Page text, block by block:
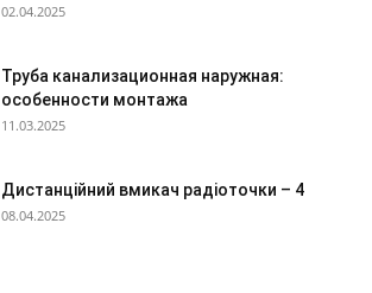
02.04.2025
Труба канализационная наружная:
особенности монтажа
11.03.2025
Дистанційний вмикач радіоточки – 4
08.04.2025